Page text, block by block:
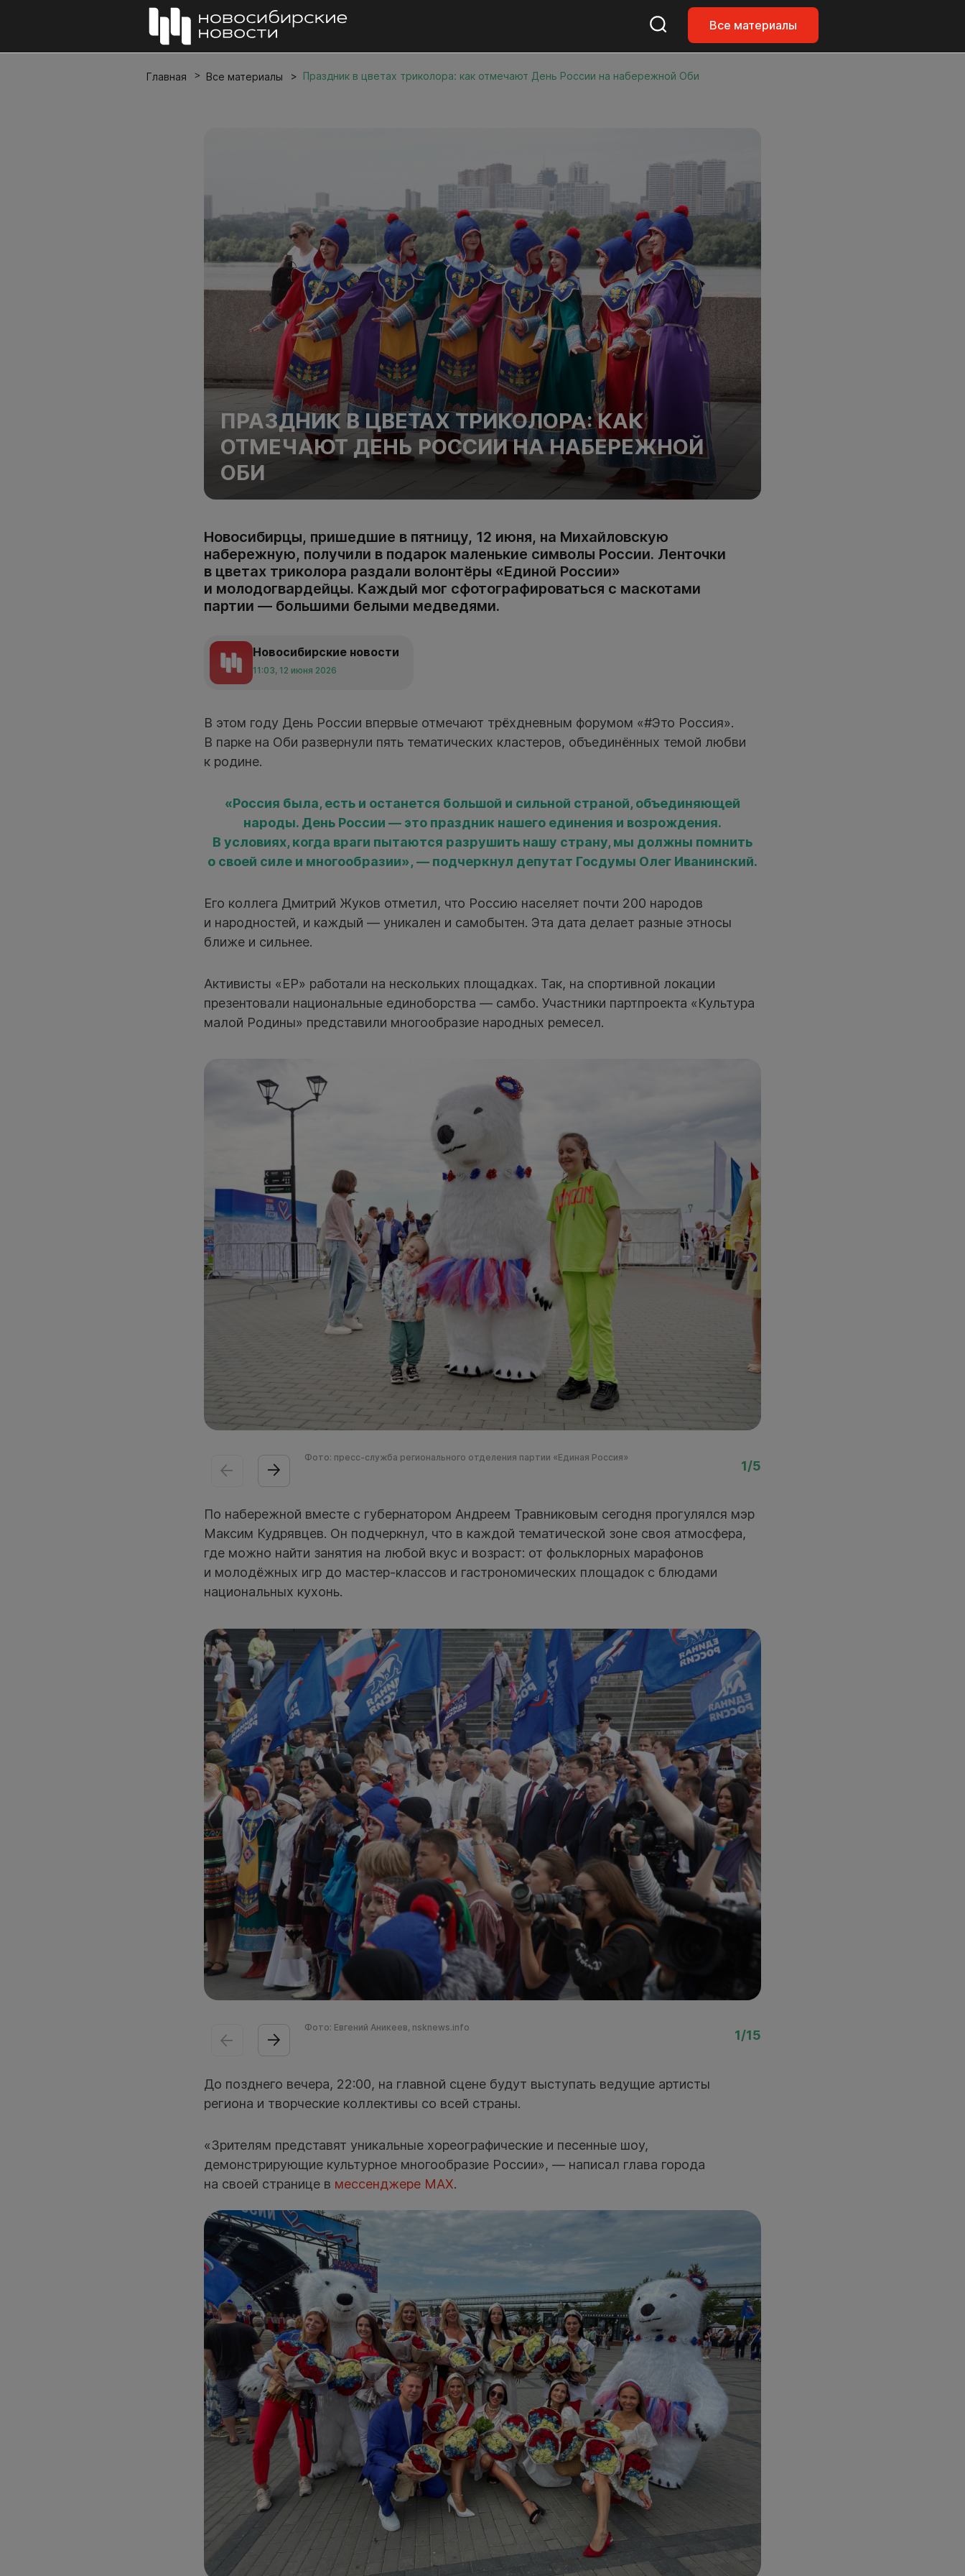
Все материалы
Главная Все материалы Праздник в цветах триколора: как отмечают День России на набережной Оби
ПРАЗДНИК В ЦВЕТАХ ТРИКОЛОРА: КАК
ОТМЕЧАЮТ ДЕНЬ РОССИИ НА НАБЕРЕЖНОЙ
ОБИ
Новосибирцы, пришедшие в пятницу, 12 июня, на Михайловскую
набережную, получили в подарок маленькие символы России. Ленточки
в цветах триколора раздали волонтёры «Единой России»
и молодогвардейцы. Каждый мог сфотографироваться с маскотами
партии — большими белыми медведями.
Новосибирские новости
11:03, 12 июня 2026
В этом году День России впервые отмечают трёхдневным форумом «#Это Россия».
В парке на Оби развернули пять тематических кластеров, объединённых темой любви
к родине.
«Россия была, есть и останется большой и сильной страной, объединяющей
народы. День России — это праздник нашего единения и возрождения.
В условиях, когда враги пытаются разрушить нашу страну, мы должны помнить
о своей силе и многообразии», — подчеркнул депутат Госдумы Олег Иванинский.
Его коллега Дмитрий Жуков отметил, что Россию населяет почти 200 народов
и народностей, и каждый — уникален и самобытен. Эта дата делает разные этносы
ближе и сильнее.
Активисты «ЕР» работали на нескольких площадках. Так, на спортивной локации
презентовали национальные единоборства — самбо. Участники партпроекта «Культура
малой Родины» представили многообразие народных ремесел.
Фото: пресс-служба регионального отделения партии «Единая Россия»
1/5
По набережной вместе с губернатором Андреем Травниковым сегодня прогулялся мэр
Максим Кудрявцев. Он подчеркнул, что в каждой тематической зоне своя атмосфера,
где можно найти занятия на любой вкус и возраст: от фольклорных марафонов
и молодёжных игр до мастер-классов и гастрономических площадок с блюдами
национальных кухонь.
Фото: Евгений Аникеев, nsknews.info
1/15
До позднего вечера, 22:00, на главной сцене будут выступать ведущие артисты
региона и творческие коллективы со всей страны.
«Зрителям представят уникальные хореографические и песенные шоу,
демонстрирующие культурное многообразие России», — написал глава города
на своей странице в мессенджере MAX.